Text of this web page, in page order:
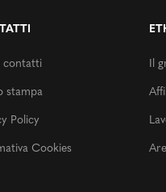
contatti
stampa
Policy
Cookies
Il